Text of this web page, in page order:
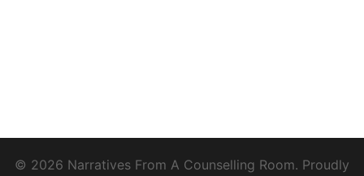
© 2026 Narratives From A Counselling Room. Proudly